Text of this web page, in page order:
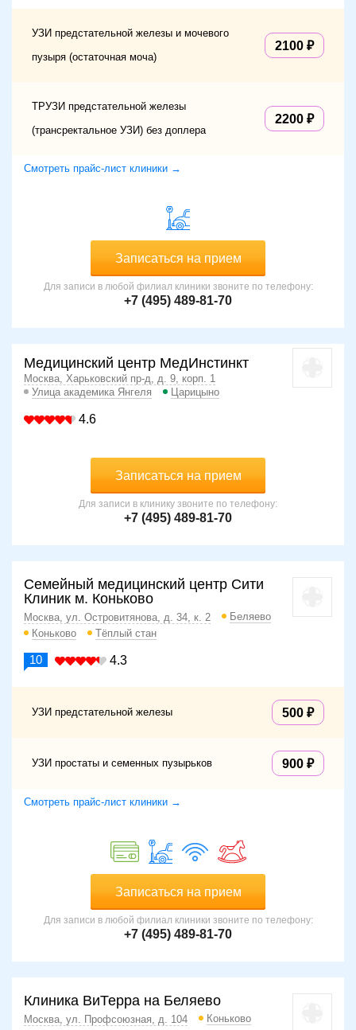
УЗИ предстательной железы и мочевого
пузыря (остаточная моча)
2100
ТРУЗИ предстательной железы
(трансректальное УЗИ) без доплера
2200
Смотреть прайс-лист клиники →
Записаться на прием
Для записи в любой филиал клиники звоните по телефону:
+7 (495) 489-81-70
Медицинский центр МедИнстинкт
Москва, Харьковский пр-д, д. 9, корп. 1
Улица академика Янгеля
Царицыно
4.6
Записаться на прием
Для записи в клинику звоните по телефону:
+7 (495) 489-81-70
Семейный медицинский центр Сити
Клиник м. Коньково
Москва, ул. Островитянова, д. 34, к. 2
Беляево
Коньково
Тёплый стан
10 4.3
УЗИ предстательной железы 500
УЗИ простаты и семенных пузырьков 900
Смотреть прайс-лист клиники →
Записаться на прием
Для записи в любой филиал клиники звоните по телефону:
+7 (495) 489-81-70
Клиника ВиТерра на Беляево
Москва, ул. Профсоюзная, д. 104
Коньково